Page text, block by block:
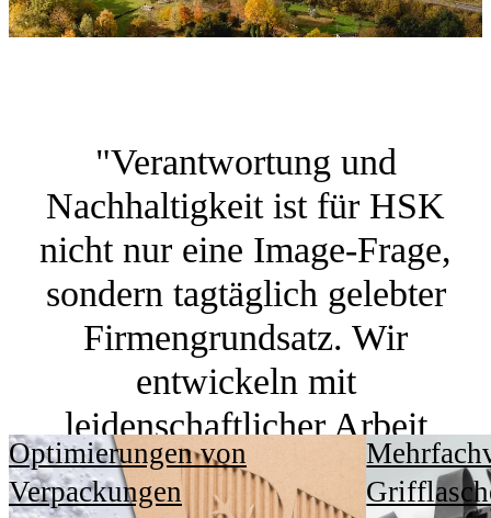
"Verantwortung und
Nachhaltigkeit ist für HSK
nicht nur eine Image-Frage,
sondern tagtäglich gelebter
Firmengrundsatz. Wir
entwickeln mit
leidenschaftlicher Arbeit
regelmäßig durchdachte und
vorausschauende Lösungen,
Optimierungen von
Verpackungen